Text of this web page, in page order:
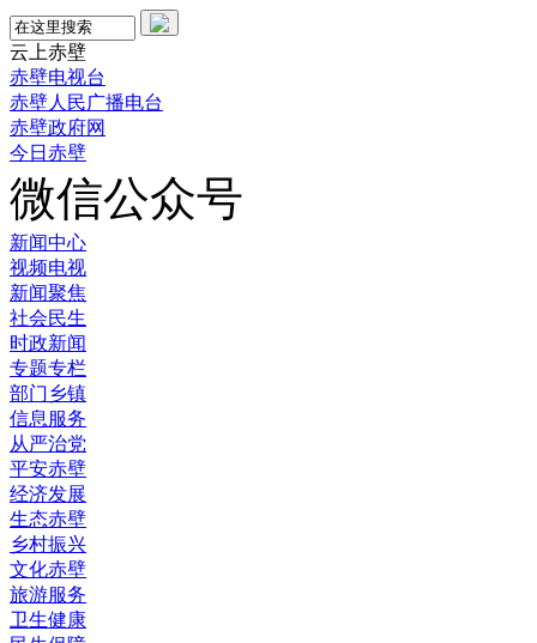
云上赤壁
赤壁电视台
赤壁人民广播电台
赤壁政府网
今日赤壁
微信公众号
新闻中心
视频电视
新闻聚焦
社会民生
时政新闻
专题专栏
部门乡镇
信息服务
从严治党
平安赤壁
经济发展
生态赤壁
乡村振兴
文化赤壁
旅游服务
卫生健康